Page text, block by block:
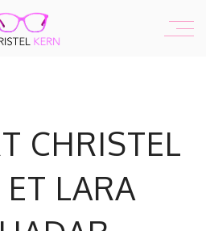
CHRISTEL
ET LARA